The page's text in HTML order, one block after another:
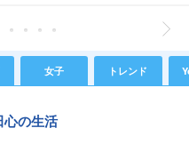
女子 トレンド
の生活